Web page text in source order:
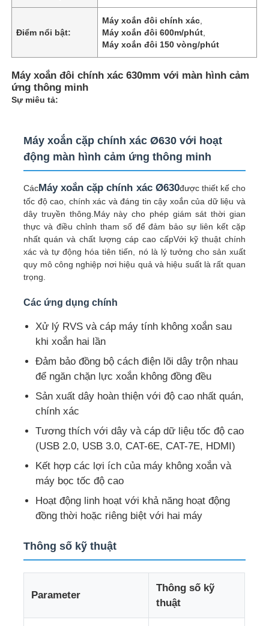
Nhà
Tham quan nhà máy
Kiểm soát chất lượng
Liên hệ chúng tôi
Tin tức
Tất cả các trường hợp
Dòng sản xuất ép
Điểm nổi bật:
Máy xoắn đôi chính xác
Máy xoắn đôi 600m/phút
Máy xoắn đôi 150 vòng/phút
Máy xoắn đôi chính xác 630mm với màn hình cảm
ứng thông minh
Sự miêu tả:
Máy xoắn cặp chính xác Ø630 với hoạt
động màn hình cảm ứng thông minh
CácMáy xoắn cặp chính xác Ø630được thiết kế cho
tốc độ cao, chính xác và đáng tin cậy xoắn của dữ liệu và
dây truyền thông.Máy này cho phép giám sát thời gian
thực và điều chỉnh tham số để đảm bảo sự liên kết cặp
nhất quán và chất lượng cáp cao cấpVới kỹ thuật chính
xác và tự động hóa tiên tiến, nó là lý tưởng cho sản xuất
quy mô công nghiệp nơi hiệu quả và hiệu suất là rất quan
trọng.
Các ứng dụng chính
Xử lý RVS và cáp máy tính không xoắn sau
khi xoắn hai lần
Đảm bảo đồng bộ cách điện lõi dây trộn nhau
để ngăn chặn lực xoắn không đồng đều
Sản xuất dây hoàn thiện với độ cao nhất quán,
chính xác
Tương thích với dây và cáp dữ liệu tốc độ cao
(USB 2.0, USB 3.0, CAT-6E, CAT-7E, HDMI)
Kết hợp các lợi ích của máy không xoắn và
máy bọc tốc độ cao
Hoạt động linh hoạt với khả năng hoạt động
đồng thời hoặc riêng biệt với hai máy
Thông số kỹ thuật
Parameter
Thông số kỹ
thuật